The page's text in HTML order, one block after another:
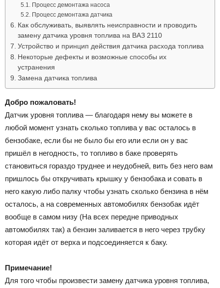
Процесс демонтажа насоса
Процесс демонтажа датчика
Как обслуживать, выявлять неисправности и проводить
замену датчика уровня топлива на ВАЗ 2110
Устройство и принцип действия датчика расхода топлива
Некоторые дефекты и возможные способы их
устранения
Замена датчика топлива
Добро пожаловать!
Датчик уровня топлива — благодаря нему вы можете в
любой момент узнать сколько топлива у вас осталось в
бензобаке, если бы не было бы его или если он у вас
пришёл в негодность, то топливо в баке проверять
становиться гораздо труднее и неудобней, вить без него вам
пришлось бы откручивать крышку у бензобака и совать в
него какую либо палку чтобы узнать сколько бензина в нём
осталось, а на современных автомобилях бензобак идёт
вообще в самом низу (На всех передне приводных
автомобилях так) а бензин заливается в него через трубку
которая идёт от верха и подсоединяется к баку.
Примечание!
Для того чтобы произвести замену датчика уровня топлива,